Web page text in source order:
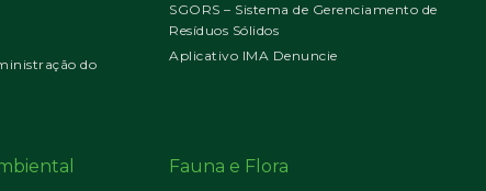
do
SGORS – Sistema de Gerenciamento de
Resíduos Sólidos
Aplicativo IMA Denuncie
Fauna e Flora